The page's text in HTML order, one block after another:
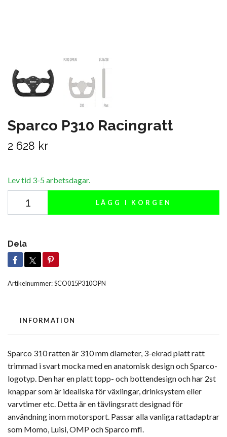
Sparco P310 Racingratt
2 628 kr
Lev tid 3-5 arbetsdagar.
LÄGG I KORGEN
Dela
Artikelnummer:SCO015P310OPN
INFORMATION
Sparco 310 ratten är 310 mm diameter, 3-ekrad platt ratt
trimmad i svart mocka med en anatomisk design och Sparco-
logotyp. Den har en platt topp- och bottendesign och har 2st
knappar som är idealiska för växlingar, drinksystem eller
varvtimer etc. Detta är en tävlingsratt designad för
användning inom motorsport. Passar alla vanliga rattadaptrar
som Momo, Luisi, OMP och Sparco mfl.